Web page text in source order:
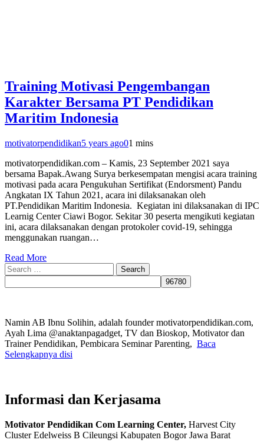
Training Motivasi Pengembangan
Karakter Bersama PT Pendidikan
Maritim Indonesia
motivatorpendidikan5 years ago01 mins
motivatorpendidikan.com – Kamis, 23 September 2021 saya
bersama Bapak.Awang Surya berkesempatan mengisi acara training
motivasi pada acara Pengukuhan Sertifikat (Endorsment) Pandu
Angkatan IX Tahun 2021, acara ini dilaksanakan oleh
PT.Pendidikan Maritim Indonesia. Kegiatan ini dilaksanakan di IPC
Learnig Center Ciawi Bogor. Sekitar 30 peserta mengikuti kegiatan
ini, acara dilaksanakan dengan protokoler covid-19, sehingga
menggunakan ruangan…
Read More
Search
for:
Namin AB Ibnu Solihin, adalah founder motivatorpendidikan.com,
Ayah Lima @anaktanpagadget, TV dan Bioskop, Motivator dan
Trainer Pendidikan, Pembicara Seminar Parenting, Baca
Selengkapnya disi
Informasi dan Kerjasama
Motivator Pendidikan Com Learning Center, Harvest City
Cluster Edelweiss B Cileungsi Kabupaten Bogor Jawa Barat